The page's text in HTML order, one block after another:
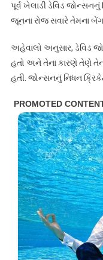
પૂર્વ ખેલાડી ડેવિડ
જૂનના રોજ સવારે તેમના
અહેવાલો અનુસાર, ડેવિડ
હતો અને તેના કારણે તેણે
હતી. જોન્સનનું નિધન